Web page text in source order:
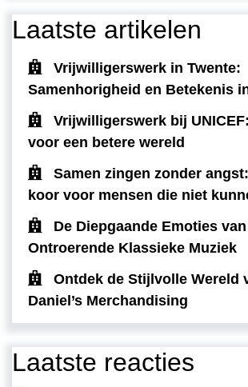
Laatste artikelen
Vrijwilligerswerk in Twente:
Samenhorigheid en Betekenis
Vrijwilligerswerk bij
voor een betere wereld
Samen zingen zonder
koor voor mensen die niet
De Diepgaande Emoties van
Ontroerende Klassieke Muziek
Ontdek de Stijlvolle Wereld
Daniel’s Merchandising
Laatste reacties